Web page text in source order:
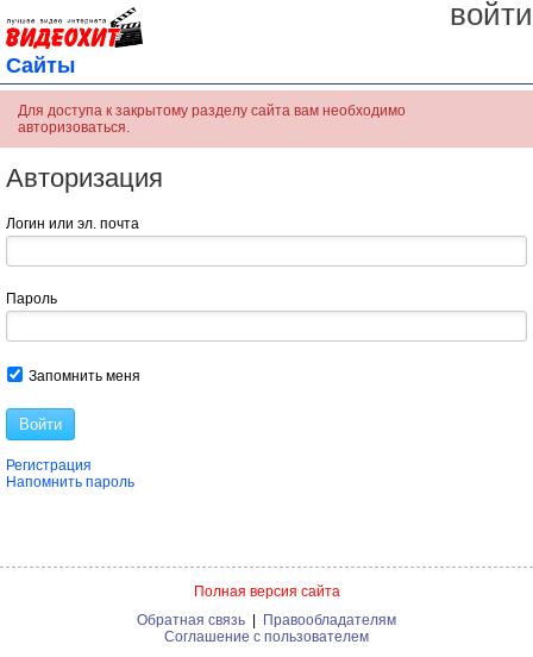
войти
Сайты
Для доступа к закрытому разделу сайта вам необходимо
авторизоваться.
Авторизация
Логин или эл. почта
Пароль
Запомнить меня
Войти
Регистрация
Напомнить пароль
Полная версия сайта
Обратная связь | Правообладателям
Соглашение с пользователем